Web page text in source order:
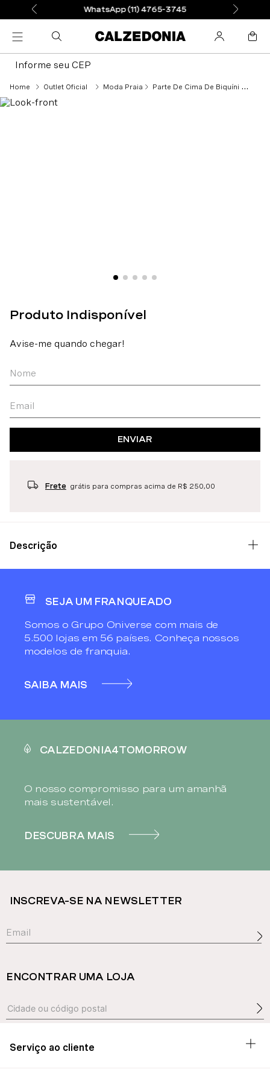
WhatsApp (11) 4765-3745
Informe seu CEP
Outlet Oficial Moda Praia Parte De Cima De Biquíni Cortininha Malindi - Marrom
ENVIAR
Frete grátis para compras acima de R$ 250,00
Descrição
SEJA UM FRANQUEADO
Somos o Grupo Oniverse com mais de
5.500 lojas em 56 países. Conheça nossos
modelos de franquia.
SAIBA MAIS
CALZEDONIA4TOMORROW
O nosso compromisso para um amanhã
mais sustentável.
DESCUBRA MAIS
INSCREVA-SE NA NEWSLETTER
ENCONTRAR UMA LOJA
Serviço ao cliente